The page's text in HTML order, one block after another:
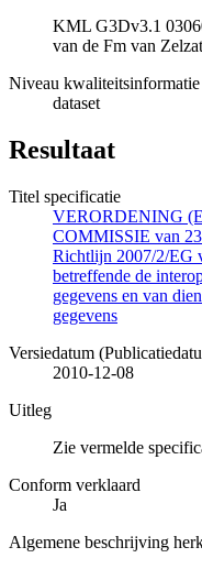
KML G3Dv3.1
van de Fm van
Niveau kwaliteitsinformatie
dataset
Resultaat
Titel specificatie
VERORDENING
COMMISSIE van
Richtlijn 2007/2/EG
betreffende de
gegevens en van
gegevens
Versiedatum
2010-12-08
Uitleg
Zie vermelde
Conform verklaard
Ja
Algemene beschrijving